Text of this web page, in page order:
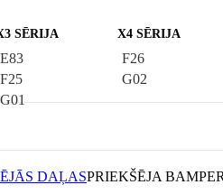
SĒRIJA
E83
F25
G01
X4 SĒRIJA
F26
G02
DAĻASPRIEKŠĒJA